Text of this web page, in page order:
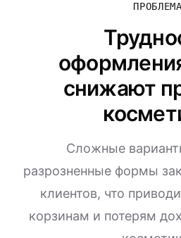
ПРОБЛЕМА
снижают
Сложные
разрозненные формы
клиентов, что
корзинам и потерям